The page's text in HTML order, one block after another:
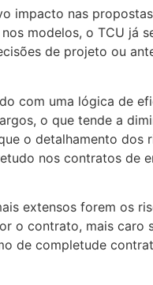
impacto nas
modelos, o TCU já
de projeto ou
com uma lógica de
o que tende a
o detalhamento dos
nos contratos de
extensos forem os
o contrato, mais caro
de completude